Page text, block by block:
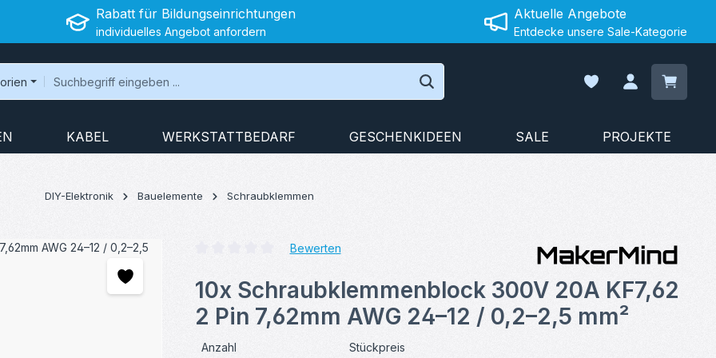
Rabatt für Bildungseinrichtungen
individuelles Angebot anfordern
Aktuelle Angebote
Entdecke unsere Sale-Kategorie
Du hast 0 Produkte
KABEL WERKSTATTBEDARF GESCHENKIDEEN SALE PROJEKTE
DIY-Elektronik Bauelemente Schraubklemmen
Bewerten
10x Schraubklemmenblock 300V 20A KF7,62
2 Pin 7,62mm AWG 24–12 / 0,2–2,5 mm²
Anzahl Stückpreis